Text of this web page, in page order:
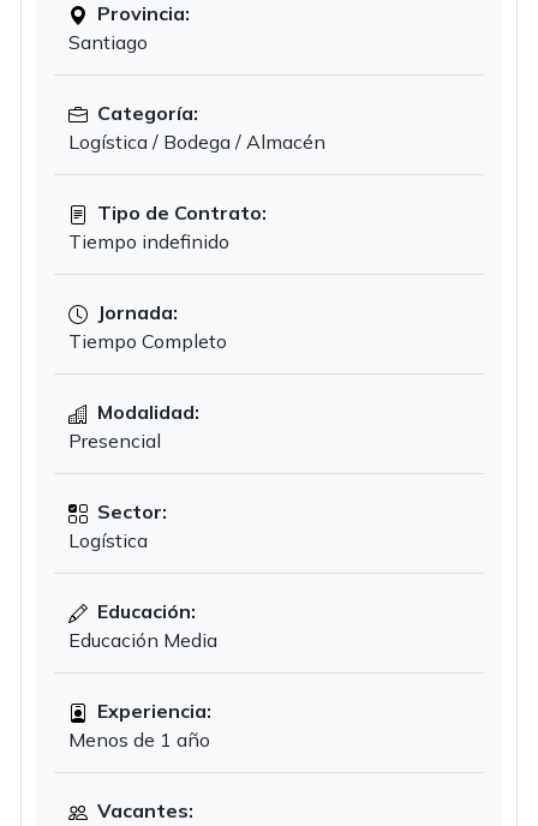
Provincia:
Santiago
Categoría:
Logística / Bodega / Almacén
Tipo de Contrato:
Tiempo indefinido
Jornada:
Tiempo Completo
Modalidad:
Presencial
Sector:
Logística
Educación:
Educación Media
Experiencia:
Menos de 1 año
Vacantes: